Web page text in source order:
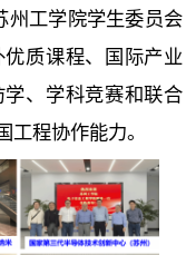
州工学院学生委员会
质课程、国际产业
、学科竞赛和联合
程协作能力。